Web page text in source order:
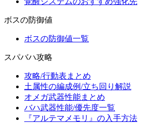
ボスの防御値
ボスの防御値一覧
スパバハ攻略
攻略/行動表まとめ
土属性の編成例/立ち回り解説
オメガ武器性能まとめ
バハ武器性能/優先度一覧
『アルテマメモリ』の入手方法